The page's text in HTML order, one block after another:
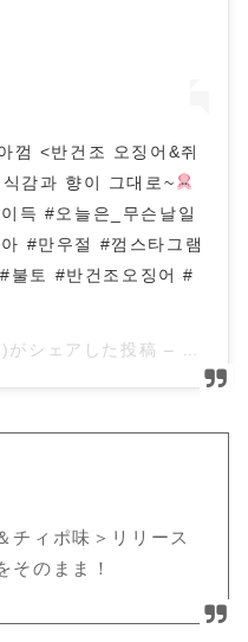
껌 <반건조 오징어&쥐
감과 향이 그대로~
득 #오늘은_무슨날일
#만우절 #껌스타그램
불토 #반건조오징어 #
シェアした投稿 –
チィポ味＞リリース
そのまま！